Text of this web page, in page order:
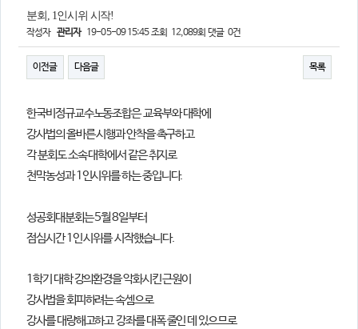
언론보도
참여
자유게시판
자료
사진/영상자료
참고자료
분회, 1인시위 시작!
작성자 관리자 19-05-09 15:45조회 12,089회 댓글 0건
이전글 다음글 목록
한국비정규교수노동조합은교육부와 대학에
강사법의 올바른 시행과 안착을 촉구하고
각 분회도 소속 대학에서 같은 취지로
천막농성과 1인시위를하는 중입니다.
성공회대분회는 5월 8일부터
점심시간 1인 시위를시작했습니다.
1학기 대학 강의환경을 악화시킨 근원이
강사법을 회피하려는 속셈으로
강사를 대량해고하고강좌를 대폭줄인 데 있으므로